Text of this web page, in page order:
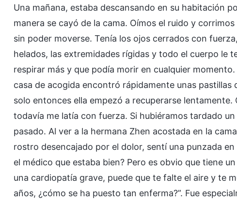
Una mañana, estaba descansando en su habitación
manera se cayó de la cama. Oímos el ruido y
sin poder moverse. Tenía los ojos cerrados con
helados, las extremidades rígidas y todo el cuerpo le
respirar más y que podía morir en cualquier
casa de acogida encontró rápidamente unas
solo entonces ella empezó a recuperarse
todavía me latía con fuerza. Si hubiéramos tardado
pasado. Al ver a la hermana Zhen acostada en la
rostro desencajado por el dolor, sentí una punzada
el médico que estaba bien? Pero es obvio que tiene
una cardiopatía grave, puede que te falte el aire y te
años, ¿cómo se ha puesto tan enferma?”. Fue